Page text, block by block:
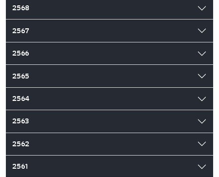
2568
2567
2566
2565
2564
2563
2562
2561